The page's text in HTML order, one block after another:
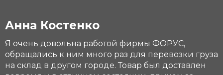
Анна Костенко
Я очень довольна работой фирмы ФОРУС,
обращались к ним много раз для перевозки груза
на склад в другом городе. Товар был доставлен